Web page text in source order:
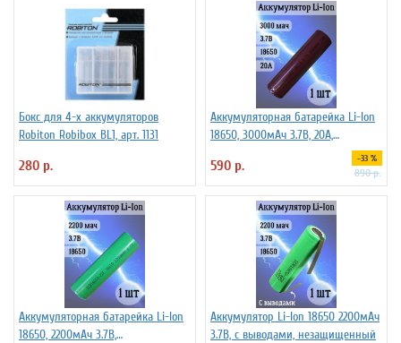
Бокс для 4-х аккумуляторов
Robiton Robibox BL1, арт. 1131
280 р.
Аккумуляторная батарейка Li-Ion
18650, 3000мАч 3.7В, 20A,
высокомощный, незащищенный
590 р. -33 %
890 р.
Аккумуляторная батарейка Li-Ion
18650, 2200мАч 3.7В,
Аккумулятор Li-Ion 18650 2200мАч
3.7В, с выводами, незащищенный